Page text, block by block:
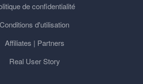
de confidentialité
Conditions d'utilisation
Affiliates | Partners
Real User Story